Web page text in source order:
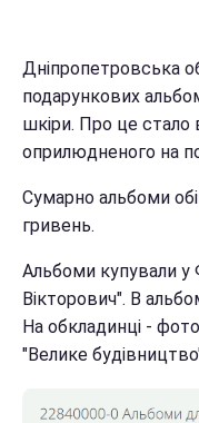
Дніпропетровська
подарункових
шкіри. Про це стало
оприлюдненого на
Сумарно альбоми
гривень.
Альбоми купували
Вікторович". В
На обкладинці -
"Велике